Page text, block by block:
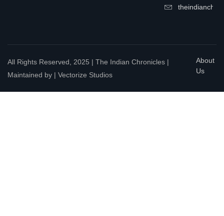
All Rights Reserved, 2025 | The Indian Chronicles |
Maintained by | Vectorize Studios
About
Us